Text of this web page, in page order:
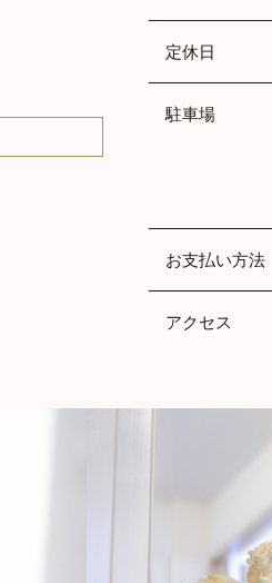
定休日
駐車場
お支払い方法
アクセス